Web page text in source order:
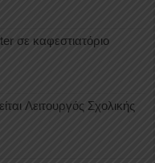
σε καφεστιατόριο
Λειτουργός Σχολικής